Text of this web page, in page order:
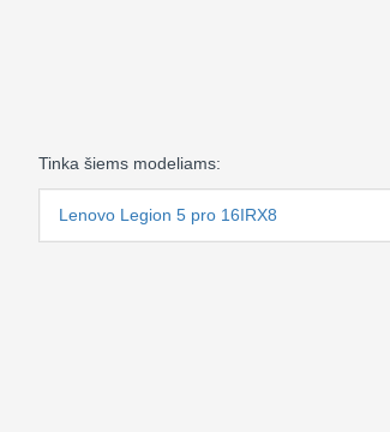
Tinka šiems modeliams:
Lenovo Legion 5 pro 16IRX8